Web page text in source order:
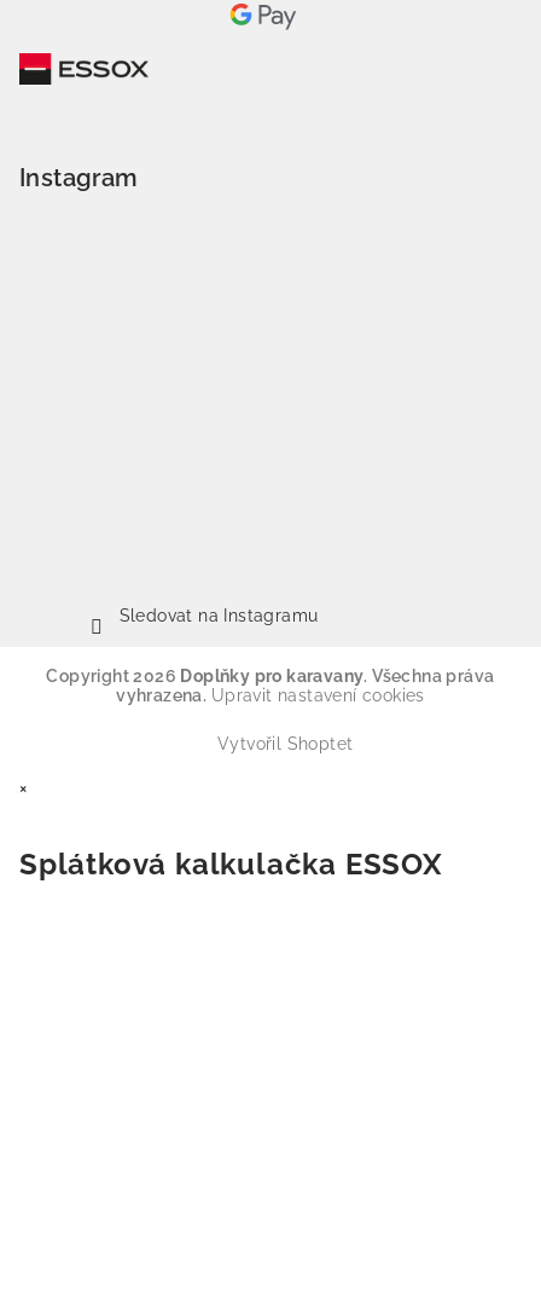
Instagram
Sledovat na Instagramu
Copyright 2026 Doplňky pro karavany. Všechna práva
vyhrazena. Upravit nastavení cookies
Vytvořil Shoptet
×
Splátková kalkulačka ESSOX